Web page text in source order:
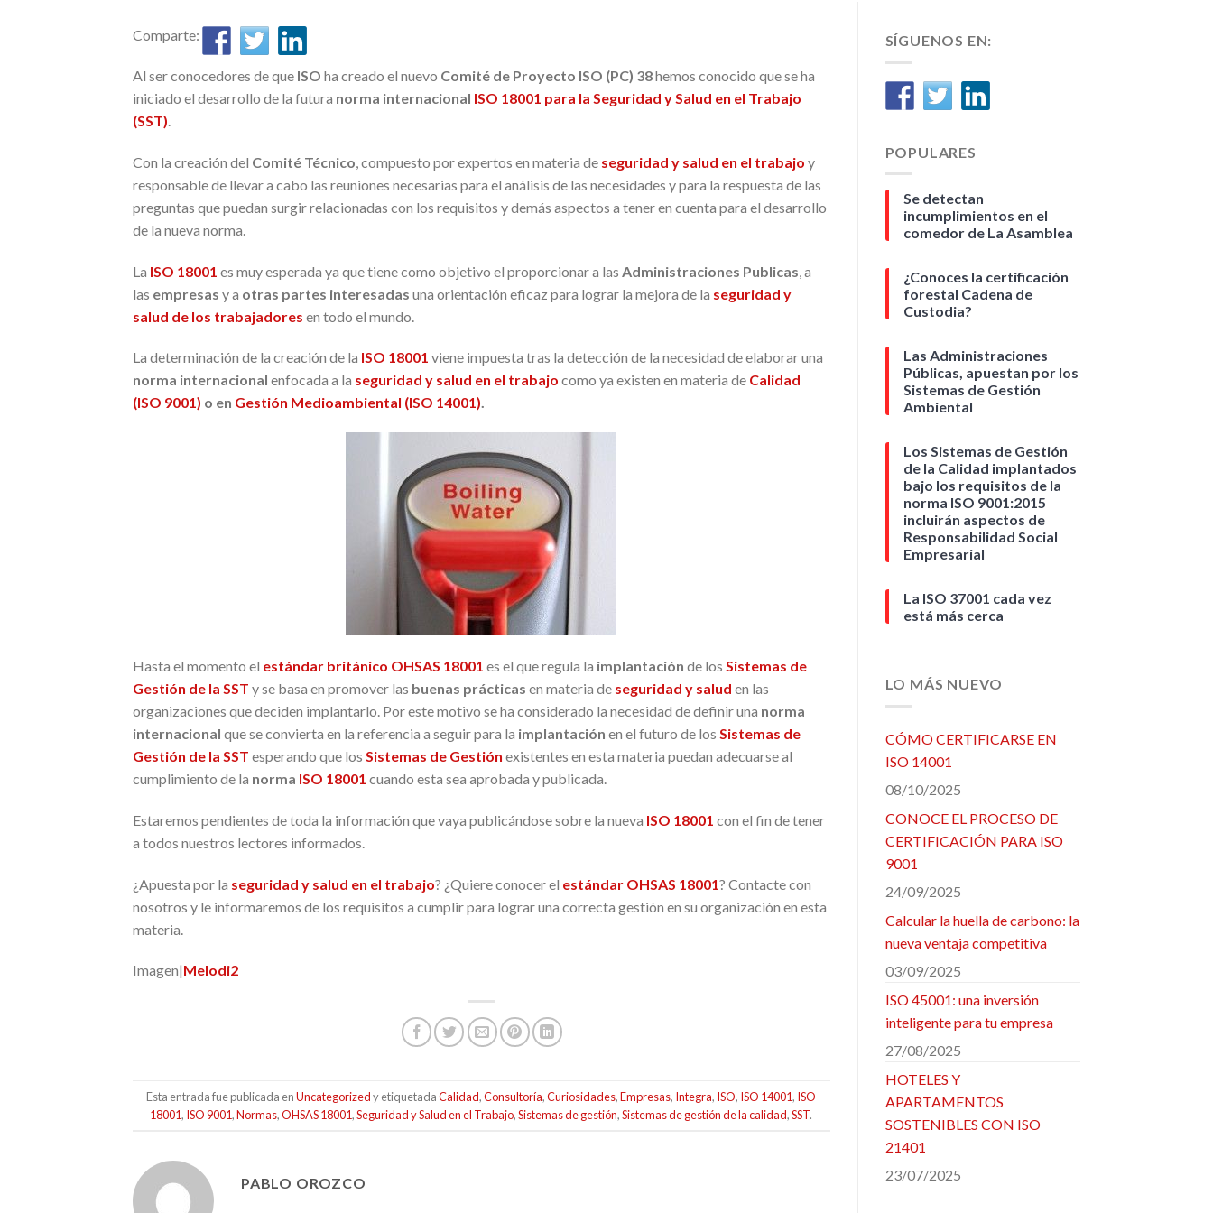
Comparte:
Al ser conocedores de que ISO ha creado el nuevo Comité de Proyecto ISO (PC) 38hemos conocido que se ha
iniciado el desarrollo de la futura norma internacional ISO 18001 para la Seguridad y Salud en el Trabajo
(SST).
Con la creación del Comité Técnico , compuesto por expertos en materia de seguridad y salud en el trabajo y
responsable de llevar a cabo las reuniones necesarias para el análisis de las necesidades y para la respuesta de las
preguntas que puedan surgir relacionadas con los requisitos y demás aspectos a tener en cuenta para el desarrollo
de la nueva norma.
La ISO 18001 es muy esperada ya que tiene como objetivo el proporcionar a las Administraciones Publicas , a
las empresas y a otras partes interesadas una orientación eficaz para lograr la mejora de la seguridad y
salud de los trabajadores en todo el mundo.
La determinación de la creación de la ISO 18001 viene impuesta tras la detección de la necesidad de elaborar una
norma internacional enfocada a la seguridad y salud en el trabajo como ya existen en materia de Calidad
(ISO 9001) o en Gestión Medioambiental (ISO 14001).
Hasta el momento el estándar británico OHSAS 18001 es el que regula la implantación de los Sistemas de
Gestión de la SST y se basa en promover las buenas prácticas en materia de seguridad y salud en las
organizaciones que deciden implantarlo. Por este motivo se ha considerado la necesidad de definir una norma
internacional que se convierta en la referencia a seguir para la implantación en el futuro de los Sistemas de
Gestión de la SST esperando que los Sistemas de Gestión existentes en esta materia puedan adecuarse al
cumplimiento de la norma ISO 18001 cuando esta sea aprobada y publicada.
Estaremos pendientes de toda la información que vaya publicándose sobre la nueva ISO 18001 con el fin de tener
a todos nuestros lectores informados.
¿Apuesta por la seguridad y salud en el trabajo? ¿Quiere conocer el estándar OHSAS 18001? Contacte con
nosotros y le informaremos de los requisitos a cumplir para lograr una correcta gestión en su organización en esta
materia.
Imagen|Melodi2
Esta entrada fue publicada enUncategorizedy etiquetadaCalidad,Consultoría,Curiosidades,Empresas, Integra, ISO, ISO 14001, ISO
18001, ISO 9001,Normas,OHSAS 18001,Seguridad y Salud en el Trabajo,Sistemas de gestión,Sistemas de gestión de la calidad,SST.
PABLO OROZCO
SÍGUENOS EN:
POPULARES
Se detectan
incumplimientos en el
comedor de La Asamblea
¿Conoces la certificación
forestal Cadena de
Custodia?
Las Administraciones
Públicas, apuestan por los
Sistemas de Gestión
Ambiental
Los Sistemas de Gestión
de la Calidad implantados
bajo los requisitos de la
norma ISO 9001:2015
incluirán aspectos de
Responsabilidad Social
Empresarial
La ISO 37001 cada vez
está más cerca
LO MÁS NUEVO
CÓMO CERTIFICARSE EN
ISO 14001
08/10/2025
CONOCE EL PROCESO DE
CERTIFICACIÓN PARA ISO
9001
24/09/2025
Calcular la huella de carbono: la
nueva ventaja competitiva
03/09/2025
ISO 45001: una inversión
inteligente para tu empresa
27/08/2025
HOTELES Y
APARTAMENTOS
SOSTENIBLES CON ISO
21401
23/07/2025